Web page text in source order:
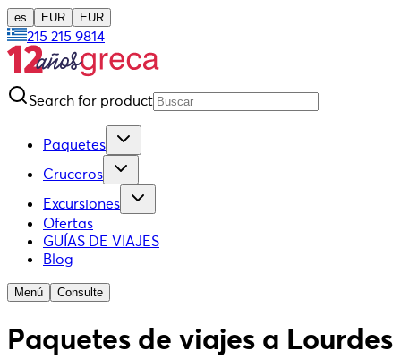
es EUR EUR
215 215 9814
Search for product
Paquetes
Cruceros
Excursiones
Ofertas
GUÍAS DE VIAJES
Blog
Menú Consulte
Paquetes de viajes a Lourdes